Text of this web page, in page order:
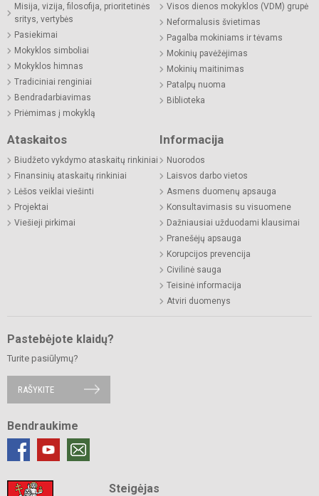
Misija, vizija, filosofija, prioritetinės
sritys, vertybės
Pasiekimai
Mokyklos simboliai
Mokyklos himnas
Tradiciniai renginiai
Bendradarbiavimas
Priėmimas į mokyklą
Visos dienos mokyklos (VDM) grupė
Neformalusis švietimas
Pagalba mokiniams ir tėvams
Mokinių pavėžėjimas
Mokinių maitinimas
Patalpų nuoma
Biblioteka
Ataskaitos
Biudžeto vykdymo ataskaitų rinkiniai
Finansinių ataskaitų rinkiniai
Lėšos veiklai viešinti
Projektai
Viešieji pirkimai
Informacija
Nuorodos
Laisvos darbo vietos
Asmens duomenų apsauga
Konsultavimasis su visuomene
Dažniausiai užduodami klausimai
Pranešėjų apsauga
Korupcijos prevencija
Civilinė sauga
Teisinė informacija
Atviri duomenys
Pastebėjote klaidų?
Turite pasiūlymų?
RAŠYKITE
Bendraukime
Steigėjas